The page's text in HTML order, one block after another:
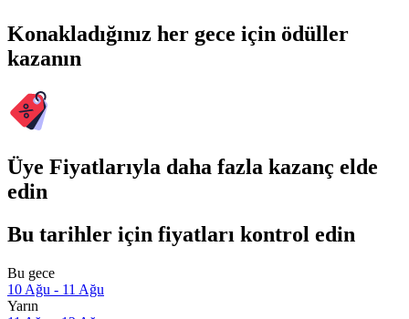
Konakladığınız her gece için ödüller
kazanın
Üye Fiyatlarıyla daha fazla kazanç elde
edin
Bu tarihler için fiyatları kontrol edin
Bu gece
10 Ağu - 11 Ağu
Yarın